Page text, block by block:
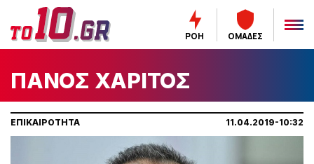
ΡΟΗ ΟΜΑΔΕΣ
ΠΑΝΟΣ ΧΑΡΙΤΟΣ
ΕΠΙΚΑΙΡΟΤΗΤΑ 11.04.2019-10:32